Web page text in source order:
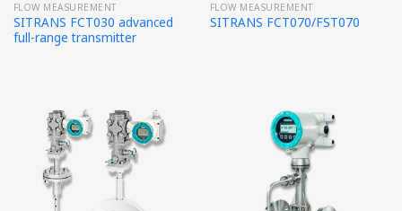
FLOW MEASUREMENT
SITRANS FCT030 advanced
full-range transmitter
FLOW MEASUREMENT
SITRANS FCT070/FST070